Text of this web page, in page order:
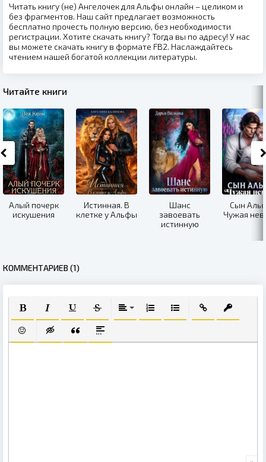
Читать книгу (не) Ангелочек для Альфы онлайн – целиком и
без фрагментов. Наш сайт предлагает возможность
бесплатно прочесть полную версию, без необходимости
регистрации. Хотите скачать книгу? Тогда вы по адресу! У нас
вы можете скачать книгу в формате FB2. Наслаждайтесь
чтением нашей богатой коллекции литературы.
Читайте книги
Алый почерк
искушения
Истинная. В
клетке у Альфы
Шанс
завоевать
истинную
Сын
Чужая
КОММЕНТАРИЕВ (1)
ПОЛУЖИРНЫЙ
КУРСИВПОДЧЕРКНУТЫЙ
ЗАЧЕРКНУТЫЙВЫРАВНИВАНИЕ
НУМЕРОВАННЫЙ СПИСОК
МАРКИРОВАННЫЙ
ВСТАВИТЬ
ВСТАВИТЬ СМАЙЛИК
ВСТАВКА СКРЫТОГО ТЕКСТА
ВСТАВКА ЦИТАТЫ
ВСТАВКА СПОЙЛЕРА